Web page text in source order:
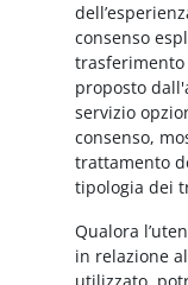
consenso
proposto
servizio
consenso,
trattamento
tipologia dei
Qualora
in relazione